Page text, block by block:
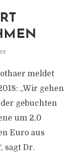
meldet
„Wir gehen
gebuchten
um 2,0
Euro aus
sagt Dr.